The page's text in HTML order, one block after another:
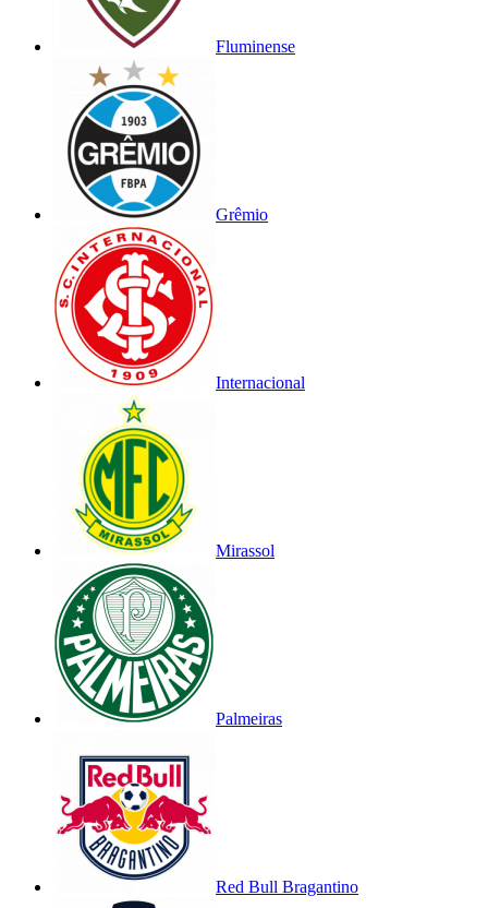
Fluminense
Grêmio
Internacional
Mirassol
Palmeiras
Red Bull Bragantino